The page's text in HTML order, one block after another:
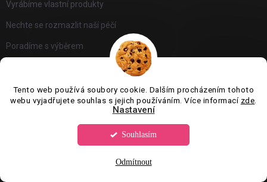
Tento web používá soubory cookie. Dalším procházením tohoto
webu vyjadřujete souhlas s jejich používáním. Více informací zde
Nastavení
Odmítnout
Souhlasím
Vyrábíme vlastní produkty
Nechte se rozmazlit naší péčí
Poradíme s výběrem
PŘIJÍMÁME ONLINE PLATBY